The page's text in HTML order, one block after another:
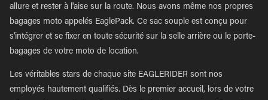
allure et rester à l'aise sur la route. Nous avons même nos propres
bagages moto appelés EaglePack. Ce sac souple est conçu pour
s'intégrer et se fixer en toute sécurité sur la selle arrière ou le porte-
bagages de votre moto de location.
Les véritables stars de chaque site EAGLERIDER sont nos
employés hautement qualifiés. Dès le premier accueil, lors de votre